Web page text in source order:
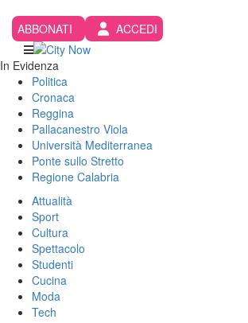
ABBONATI ACCEDI
In Evidenza
Politica
Cronaca
Reggina
Pallacanestro Viola
Università Mediterranea
Ponte sullo Stretto
Regione Calabria
Attualità
Sport
Cultura
Spettacolo
Studenti
Cucina
Moda
Tech